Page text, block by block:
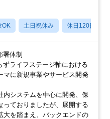
OK 土日祝休み 休日120日以上
署体制
ずライフステージ軸における
マに新規事業やサービス開発
内システムを中心に開発、保
っておりましたが、展開する
大を踏まえ、バックエンドの